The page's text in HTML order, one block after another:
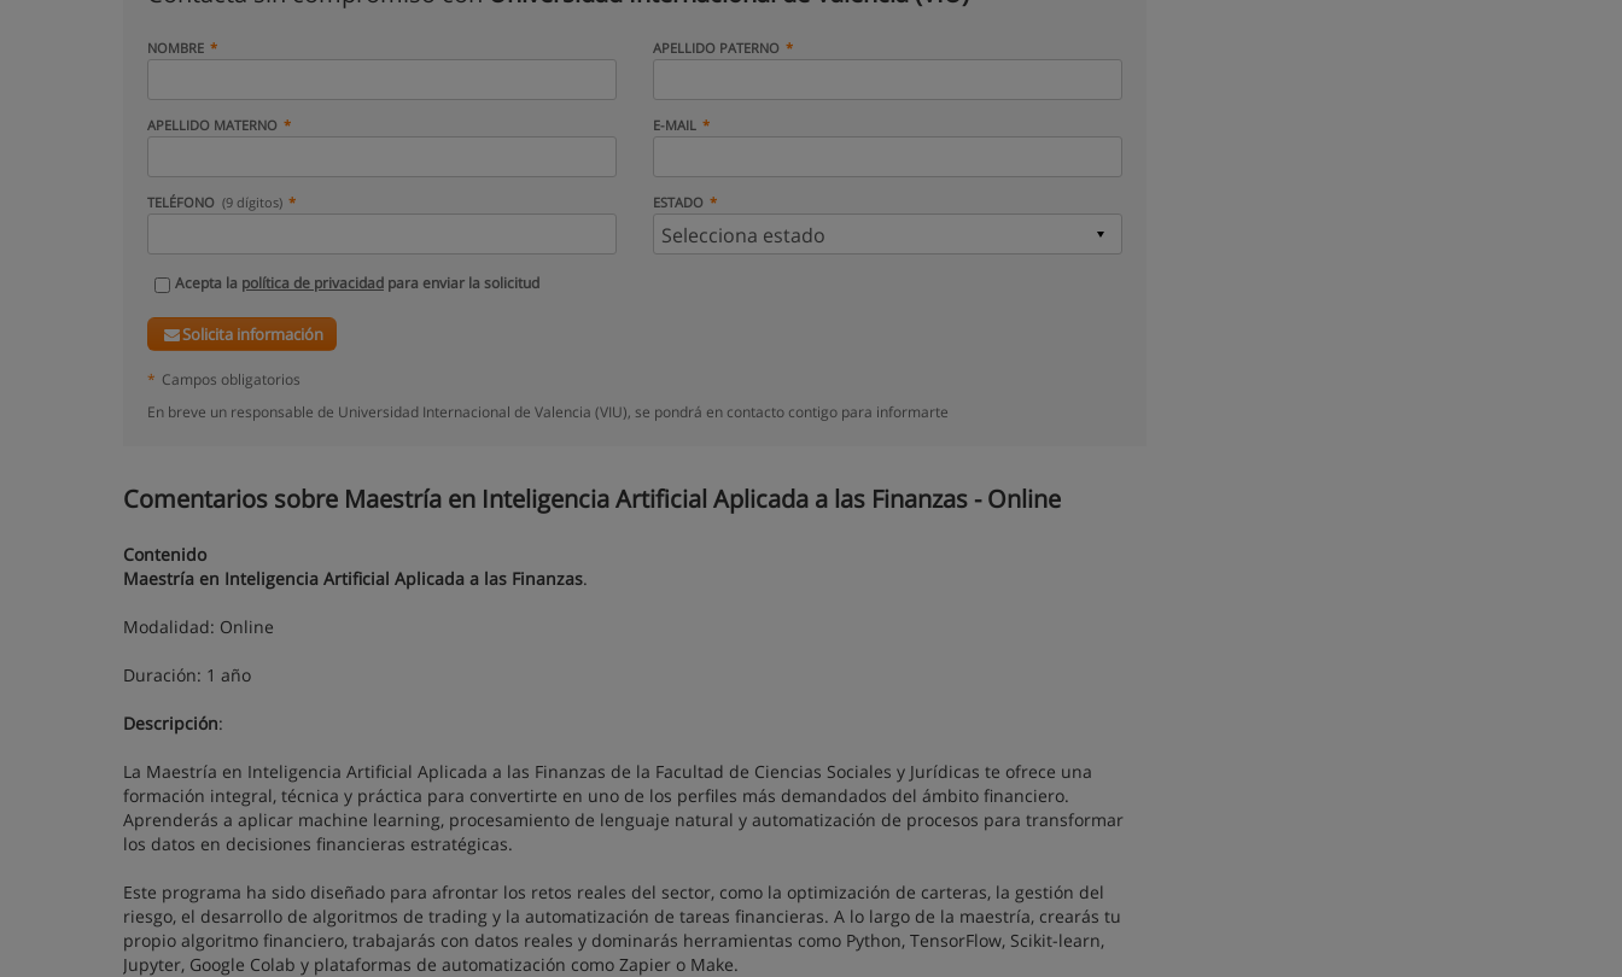
NOMBRE APELLIDO PATERNO
APELLIDO MATERNO E-MAIL
TELÉFONO (9 dígitos) ESTADO
Acepta la política de privacidad para enviar la solicitud
Solicita información
* Campos obligatorios
En breve un responsable de Universidad Internacional de Valencia (VIU), se pondrá en contacto contigo para informarte
Comentarios sobre Maestría en Inteligencia Artificial Aplicada a las Finanzas - Online
Contenido
Maestría en Inteligencia Artificial Aplicada a las Finanzas.
Modalidad: Online
Duración: 1 año
Descripción:
La Maestría en Inteligencia Artificial Aplicada a las Finanzas de la Facultad de Ciencias Sociales y Jurídicas te ofrece una
formación integral, técnica y práctica para convertirte en uno de los perfiles más demandados del ámbito financiero.
Aprenderás a aplicar machine learning, procesamiento de lenguaje natural y automatización de procesos para transformar
los datos en decisiones financieras estratégicas.
Este programa ha sido diseñado para afrontar los retos reales del sector, como la optimización de carteras, la gestión del
riesgo, el desarrollo de algoritmos de trading y la automatización de tareas financieras. A lo largo de la maestría, crearás tu
propio algoritmo financiero, trabajarás con datos reales y dominarás herramientas como Python, TensorFlow, Scikit-learn,
Jupyter, Google Colab y plataformas de automatización como Zapier o Make.